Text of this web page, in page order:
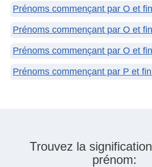
Prénoms commençant par O et
Prénoms commençant par O et
Prénoms commençant par O et
Prénoms commençant par P et
Trouvez la
prénom: